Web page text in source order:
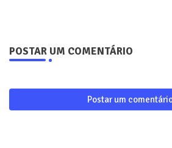
POSTAR UM COMENTÁRIO
Postar um